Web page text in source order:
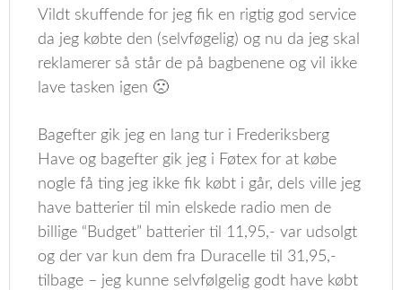
Vildt skuffende for jeg fik en rigtig god service
da jeg købte den (selvføgelig) og nu da jeg skal
reklamerer så står de på bagbenene og vil ikke
lave tasken igen 🙁
Bagefter gik jeg en lang tur i Frederiksberg
Have og bagefter gik jeg i Føtex for at købe
nogle få ting jeg ikke fik købt i går, dels ville jeg
have batterier til min elskede radio men de
billige “Budget” batterier til 11,95,- var udsolgt
og der var kun dem fra Duracelle til 31,95,-
tilbage – jeg kunne selvfølgelig godt have købt